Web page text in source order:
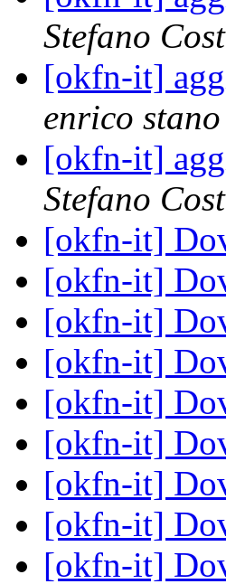
Stefano
[okfn-it]
enrico stano
[okfn-it]
Stefano
[okfn-it]
[okfn-it]
[okfn-it]
[okfn-it]
[okfn-it]
[okfn-it]
[okfn-it]
[okfn-it]
[okfn-it]